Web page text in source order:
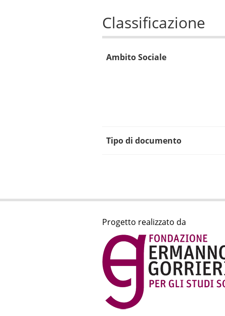
Classificazione
Ambito Sociale
Tipo di documento
Progetto realizzato da